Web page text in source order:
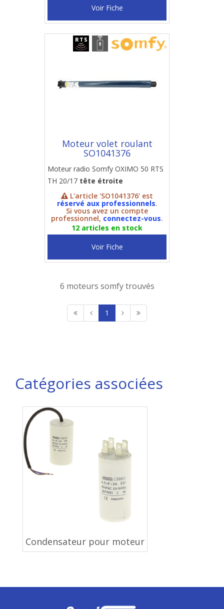
Voir Fiche
Moteur volet roulant
SO1041376
Moteur radio Somfy OXIMO 50 RTS
TH 20/17 tête étroite
L'article 'SO1041376' est
réservé aux professionnels.
Si vous avez un compte
professionnel, connectez-vous.
12 articles en stock
Voir Fiche
6 moteurs somfy trouvés
1
Catégories associées
Condensateur pour moteur